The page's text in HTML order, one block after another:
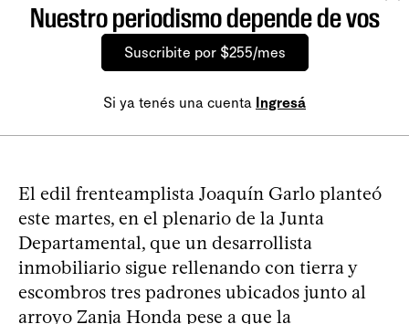
Nuestro periodismo depende de vos
Suscribite por $255/mes
Si ya tenés una cuenta Ingresá
El edil frenteamplista Joaquín Garlo planteó
este martes, en el plenario de la Junta
Departamental, que un desarrollista
inmobiliario sigue rellenando con tierra y
escombros tres padrones ubicados junto al
arroyo Zanja Honda pese a que la